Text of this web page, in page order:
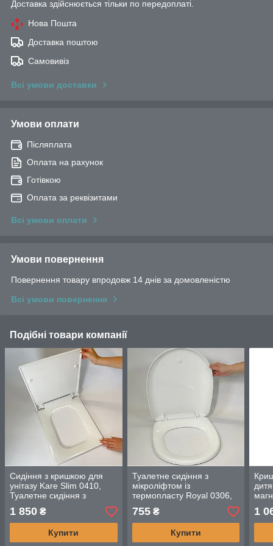
Доставка здійснюється тільки по передоплаті.
Нова Пошта
Доставка поштою
Самовивіз
Всі умови доставки
Умови оплати
Післяплата
Оплата на рахунок
Готівкою
Оплата за реквізитами
Всі умови оплати
Умови повернення
Повернення товару впродовж 14 днів за домовленістю
Всі умови повернення
Подібні товари компанії
Сидіння з кришкою для
унітазу Kare Slim 0410,
Туалетне сидіння з
швидкого зняття
1 850 ₴
Купити
Туалетне сидіння з
мікроліфтом із
термопласту Royal 0306,
Антибактеріальне сидіння
на унітаз із кришкою
755₴
Купити
1